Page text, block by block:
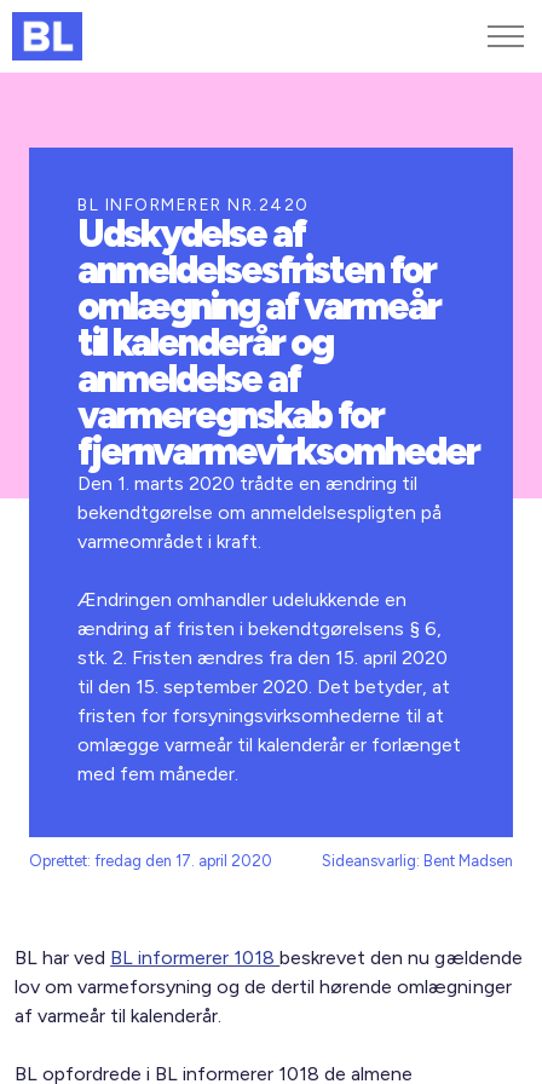
Kurser og arrangementer
Jobportalen
BL INFORMERER NR.2420
Udskydelse af
anmeldelsesfristen for
omlægning af varmeår
til kalenderår og
anmeldelse af
varmeregnskab for
fjernvarmevirksomheder
Den 1. marts 2020 trådte en ændring til
bekendtgørelse om anmeldelsespligten på
varmeområdet i kraft.
Ændringen omhandler udelukkende en
ændring af fristen i bekendtgørelsens § 6,
stk. 2. Fristen ændres fra den 15. april 2020
til den 15. september 2020. Det betyder, at
fristen for forsyningsvirksomhederne til at
omlægge varmeår til kalenderår er forlænget
med fem måneder.
Oprettet: fredag den 17. april 2020 Sideansvarlig: Bent Madsen
BL har ved BL informerer 1018beskrevet den nu gældende
lov om varmeforsyning og de dertil hørende omlægninger
af varmeår til kalenderår.
BL opfordrede i BL informerer 1018 de almene